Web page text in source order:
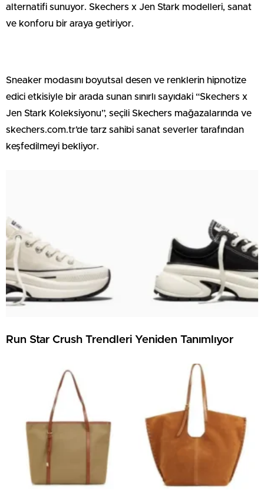
alternatifi sunuyor. Skechers x Jen Stark modelleri, sanat
ve konforu bir araya getiriyor.
Sneaker modasını boyutsal desen ve renklerin hipnotize
edici etkisiyle bir arada sunan sınırlı sayıdaki “Skechers x
Jen Stark Koleksiyonu”, seçili Skechers mağazalarında ve
skechers.com.tr’de tarz sahibi sanat severler tarafından
keşfedilmeyi bekliyor.
Run Star Crush Trendleri Yeniden Tanımlıyor